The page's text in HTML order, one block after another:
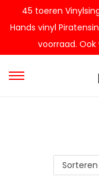
45 toeren
Hands vinyl
voorraad.